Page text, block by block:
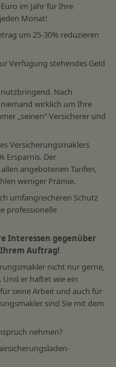
im Jahr für Ihre
Monat!
um 25-30% reduzieren
Verfügung stehendes Geld
Nach
wirklich um Ihre
„seinen“ Versicherer und
Versicherungsmaklers
Ersparnis. Der
angebotenen Tarifen,
weniger Prämie.
umfangreicheren Schutz
professionelle
Interessen gegenüber
Auftrag!
nicht nur gerne,
er haftet wie ein
seine Arbeit und auch für
sind Sie mit dem
nehmen?